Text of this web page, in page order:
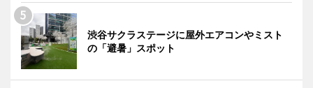
渋谷サクラステージに屋外エアコンやミスト
の「避暑」スポット